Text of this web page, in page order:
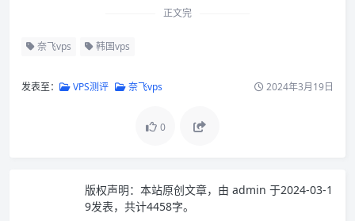
正文完
奈飞vps 韩国vps
发表至： VPS测评 奈飞vps 2024年3月19日
0
版权声明： 本站原创文章，由 admin 于2024-03-1
9发表，共计4458字。